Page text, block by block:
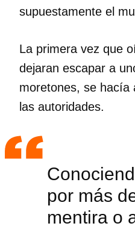
supuestamente el
La primera vez que
dejaran escapar a
moretones, se hacía
las autoridades.
por más
mentira o